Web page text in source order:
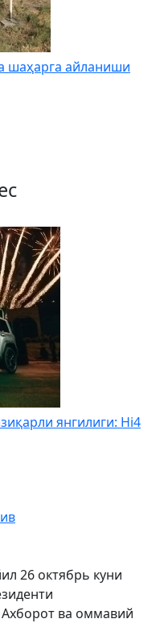
шаҳарга айланиши
янгилиги: Hi4
26 октябрь куни
ва оммавий